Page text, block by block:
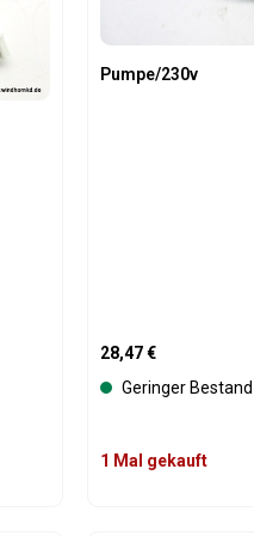
Pumpe/230v
Regulärer Preis:
28,47 €
Geringer Bestand
1 Mal gekauft